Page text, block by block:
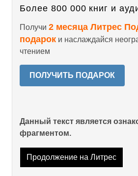
Более 800 000 книг и
Получи 2 месяца Литрес
подарок и наслаждайся
чтением
ПОЛУЧИТЬ ПОДАРОК
Данный текст является
фрагментом.
Продолжение на Литрес